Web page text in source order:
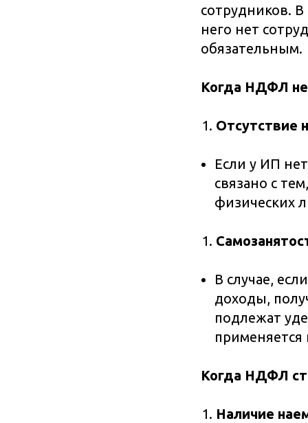
сотрудников.
него нет
обязательным.
Когда НДФЛ не
Отсутствие
Если у ИП
связано с
физических
В случае,
доходы,
подлежат
Когда НДФЛ
Наличие